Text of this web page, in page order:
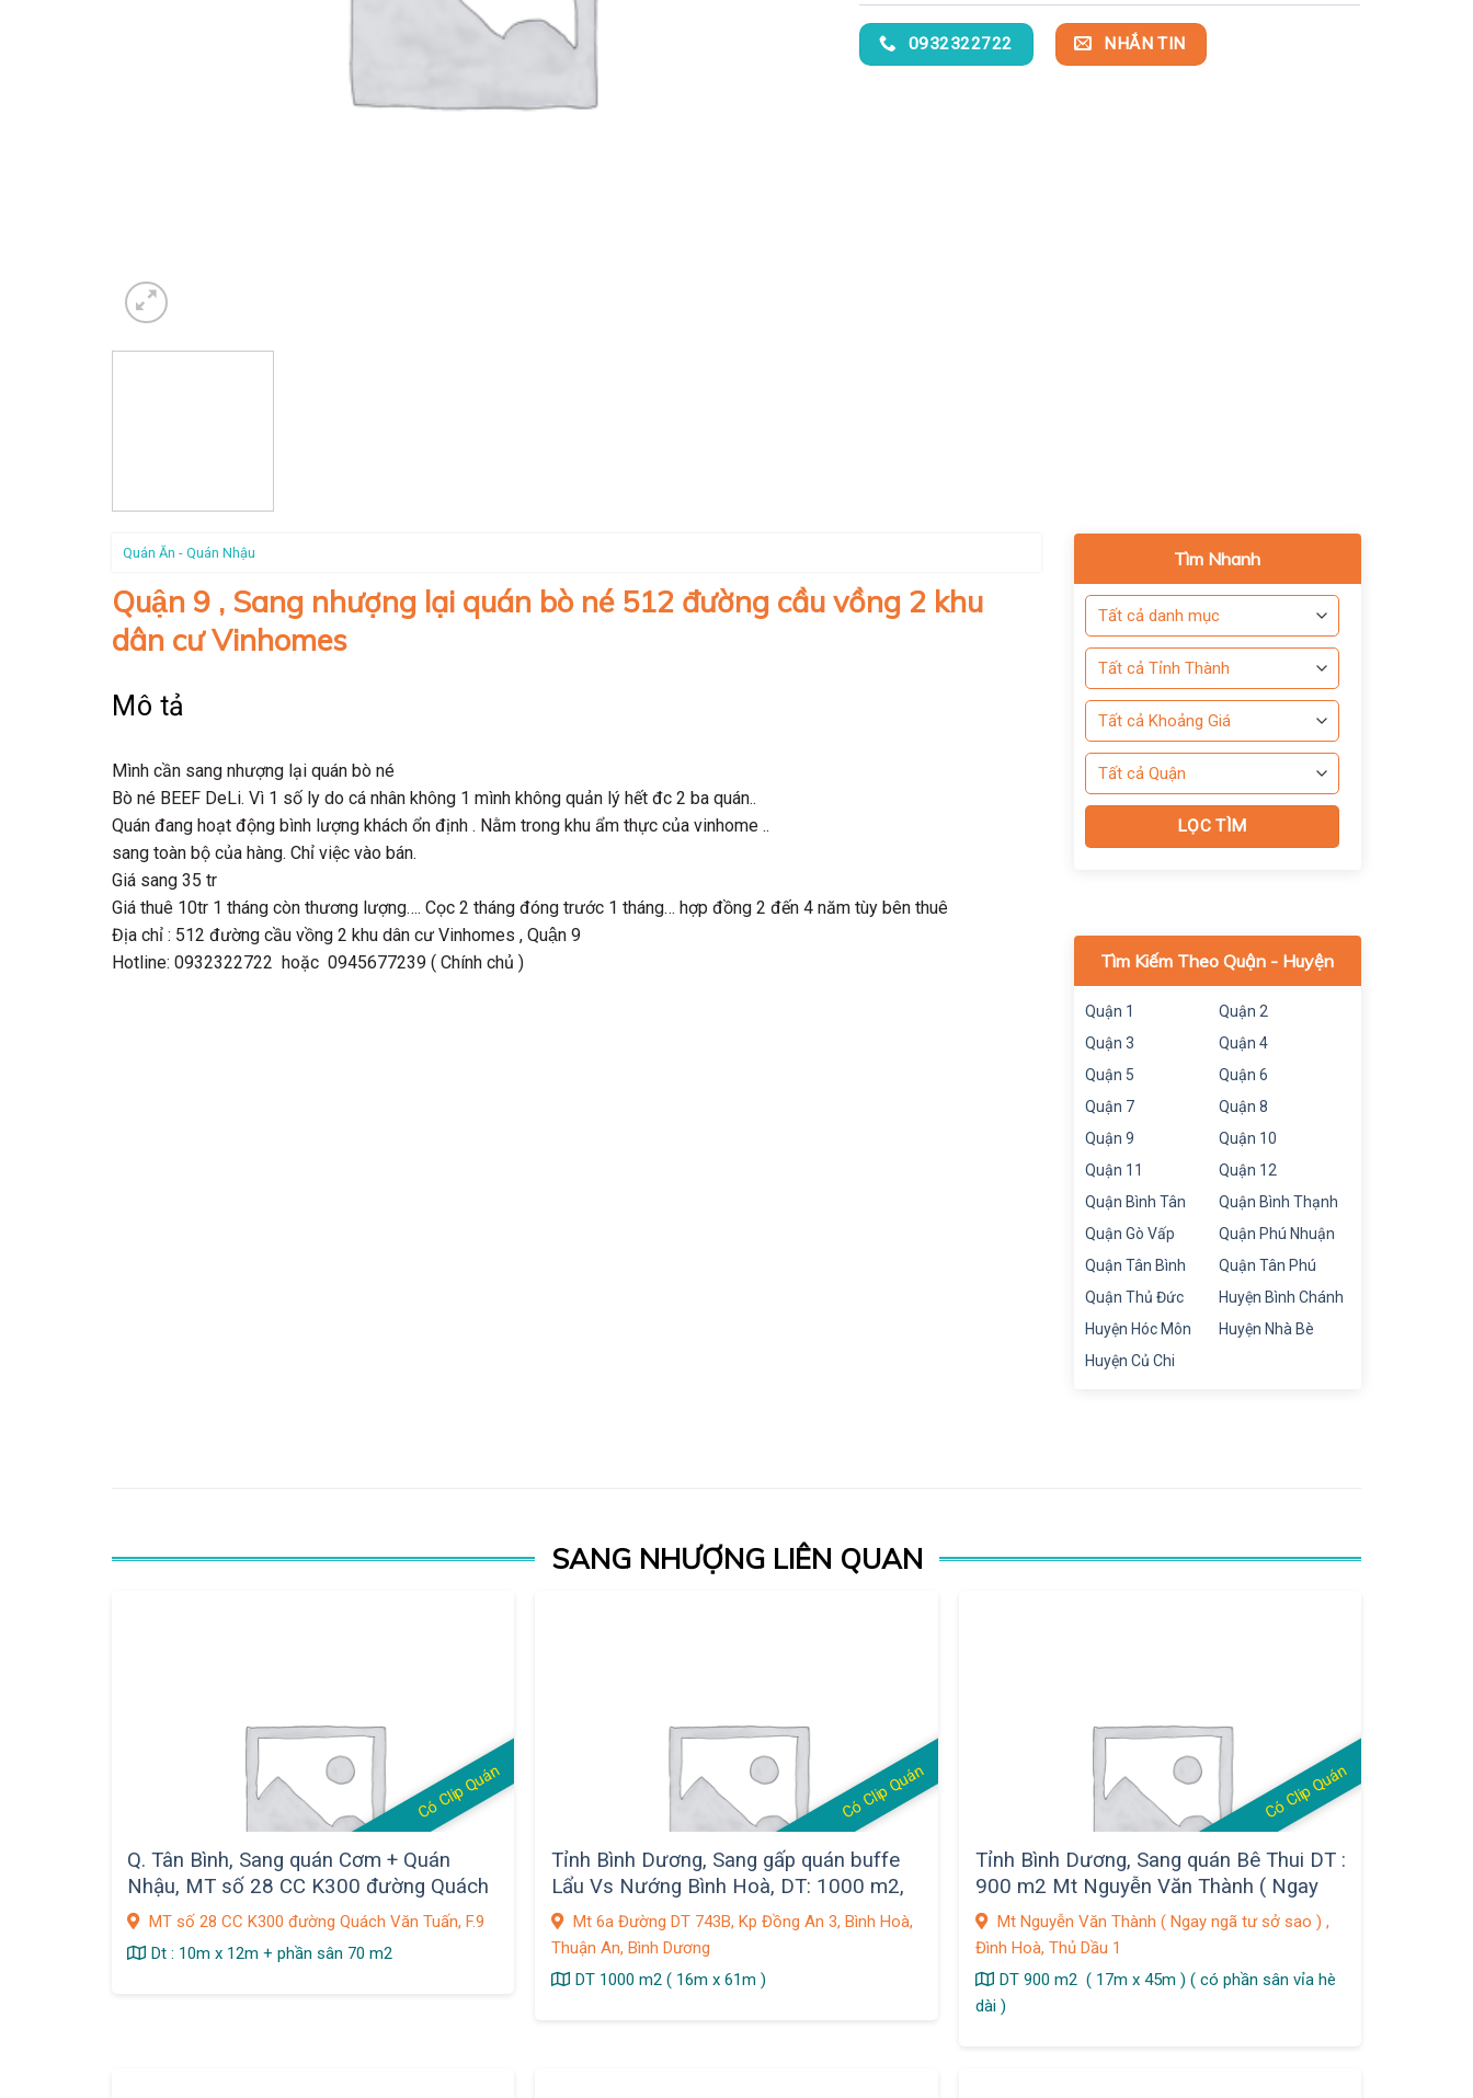
0932322722 NHẮN TIN
Quán Ăn - Quán Nhậu
Quận 9 , Sang nhượng lại quán bò né 512 đường cầu vồng 2 khu
dân cư Vinhomes
Mô tả
Mình cần sang nhượng lại quán bò né
Bò né BEEF DeLi. Vì 1 số ly do cá nhân không 1 mình không quản lý hết đc 2 ba quán..
Quán đang hoạt động bình lượng khách ổn định . Nằm trong khu ẩm thực của vinhome ..
sang toàn bộ của hàng. Chỉ việc vào bán.
Giá sang 35 tr
Giá thuê 10tr 1 tháng còn thương lượng…. Cọc 2 tháng đóng trước 1 tháng… hợp đồng 2 đến 4 năm tùy bên thuê
Địa chỉ : 512 đường cầu vồng 2 khu dân cư Vinhomes , Quận 9
Hotline: 0932322722 hoặc 0945677239 ( Chính chủ )
Tìm Nhanh
Tìm Kiếm Theo Quận - Huyện
Quận 1
Quận 2
Quận 3
Quận 4
Quận 5
Quận 6
Quận 7
Quận 8
Quận 9
Quận 10
Quận 11
Quận 12
Quận Bình Tân
Quận Bình Thạnh
Quận Gò Vấp
Quận Phú Nhuận
Quận Tân Bình
Quận Tân Phú
Quận Thủ Đức
Huyện Bình Chánh
Huyện Hóc Môn
Huyện Nhà Bè
Huyện Củ Chi
SANG NHƯỢNG LIÊN QUAN
Có Clip Quán
Q. Tân Bình, Sang quán Cơm + Quán
Nhậu, MT số 28 CC K300 đường Quách
Văn Tuấn, F.9 , DT : 190 m2
MT số 28 CC K300 đường Quách Văn Tuấn, F.9
Dt : 10m x 12m + phần sân 70 m2
Có Clip Quán
Tỉnh Bình Dương, Sang gấp quán buffe
Lẩu Vs Nướng Bình Hoà, DT: 1000 m2,
Mt Số 6a Đường DT 743 B, Kp Đồng An
3, Bình Hoà, Thuận An,
Mt 6a Đường DT 743B, Kp Đồng An 3, Bình Hoà,
Thuận An, Bình Dương
DT 1000 m2 ( 16m x 61m )
Có Clip Quán
Tỉnh Bình Dương, Sang quán Bê Thui DT :
900 m2 Mt Nguyễn Văn Thành ( Ngay
ngã tư sở sao ), Đình Hoà, T.Dầu 1
Mt Nguyễn Văn Thành ( Ngay ngã tư sở sao ) ,
Đình Hoà, Thủ Dầu 1
DT 900 m2 ( 17m x 45m ) ( có phần sân vỉa hè
dài )